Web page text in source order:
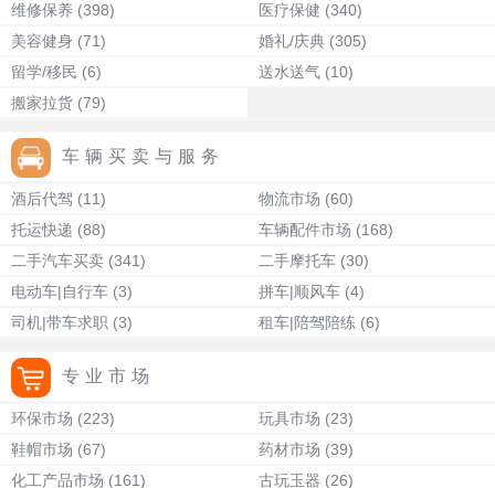
维修保养 (398) 医疗保健 (340)
美容健身 (71) 婚礼/庆典 (305)
留学/移民 (6) 送水送气 (10)
搬家拉货 (79)
车辆买卖与服务
酒后代驾 (11) 物流市场 (60)
托运快递 (88) 车辆配件市场 (168)
二手汽车买卖 (341) 二手摩托车 (30)
电动车|自行车 (3) 拼车|顺风车 (4)
司机|带车求职 (3) 租车|陪驾陪练 (6)
专业市场
环保市场 (223) 玩具市场 (23)
鞋帽市场 (67) 药材市场 (39)
化工产品市场 (161) 古玩玉器 (26)